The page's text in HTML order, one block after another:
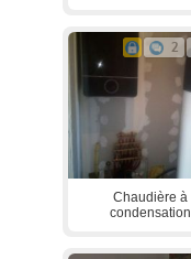
2
Chaudière à
condensation